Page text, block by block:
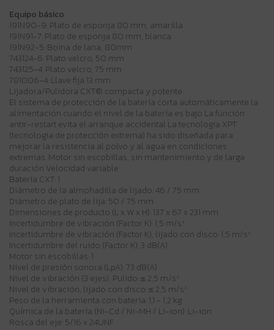
Equipo básico
191N90-9: Plato de esponja 80 mm, amarilla
191N91-7: Plato de esponja 80 mm, blanca
191N92-5: Boina de lana, 80mm
743124-6: Plato velcro, 50 mm
743125-4: Plato velcro, 75 mm
781006-4: Llave fija 13 mm
Lijadora/Pulidora CXT® compacta y potente.
El sistema de protección de la batería corta automáticamente la
alimentación cuando el nivel de la batería es bajo La función
antir-restart evita el arranque accidental La tecnología XPT
(tecnología de protección extrema) ha sido diseñada para
mejorar la resistencia al polvo y al agua en condiciones
extremas. Motor sin escobillas, sin mantenimiento y de larga
duración Velocidad variable
Batería CXT: 1
Diámetro de la almohadilla de lijado: 46 / 75 mm
Diámetro de plato de lija: 50 / 75 mm
Dimensiones de producto (L x W x H): 137 x 67 x 231 mm
Incertidumbre de vibración (Factor K): 1,5 m/s²
Incertidumbre de vibración (Factor K), lijado con disco: 1,5 m/s²
Incertidumbre del ruido (Factor K): 3 dB(A)
Motor sin escobillas: 1
Nivel de presión sonora (LpA): 73 dB(A)
Nivel de vibración (3 ejes), Pulido: ≤ 2,5 m/s²
Nivel de vibración, lijado con disco: ≤ 2,5 m/s²
Peso de la herramienta con batería: 1,1 - 1,2 kg
Química de la batería (Ni-Cd / Ni-MH / Li-ion): Li-ion
Rosca del eje: 5/16 x 24UNF